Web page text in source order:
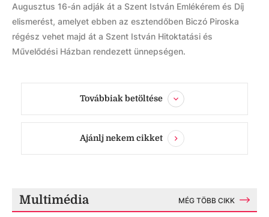
Augusztus 16-án adják át a Szent István Emlékérem és Díj
elismerést, amelyet ebben az esztendőben Biczó Piroska
régész vehet majd át a Szent István Hitoktatási és
Művelődési Házban rendezett ünnepségen.
Továbbiak betöltése
Ajánlj nekem cikket
Multimédia MÉG TÖBB CIKK